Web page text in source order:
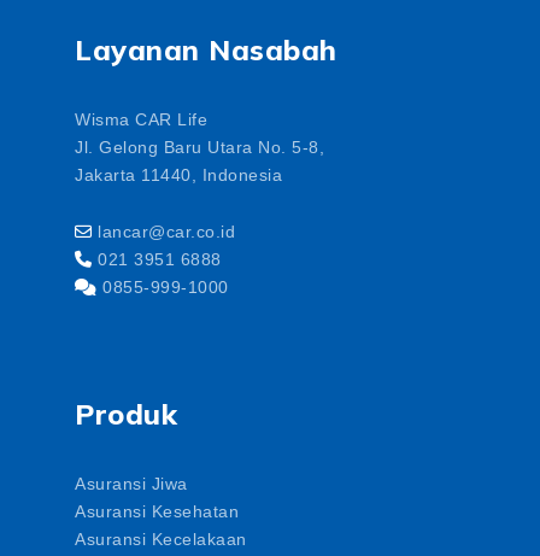
Layanan Nasabah
Wisma CAR Life
Jl. Gelong Baru Utara No. 5-8,
Jakarta 11440, Indonesia
lancar@car.co.id
021 3951 6888
0855-999-1000
Produk
Asuransi Jiwa
Asuransi Kesehatan
Asuransi Kecelakaan